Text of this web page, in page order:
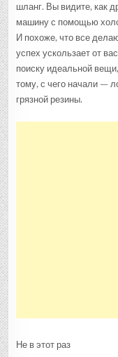
шланг. Вы видите, как
машину с помощью
И похоже, что все
успех ускользает от
поиску идеальной
тому, с чего начали —
грязной резины.
Не в этот раз